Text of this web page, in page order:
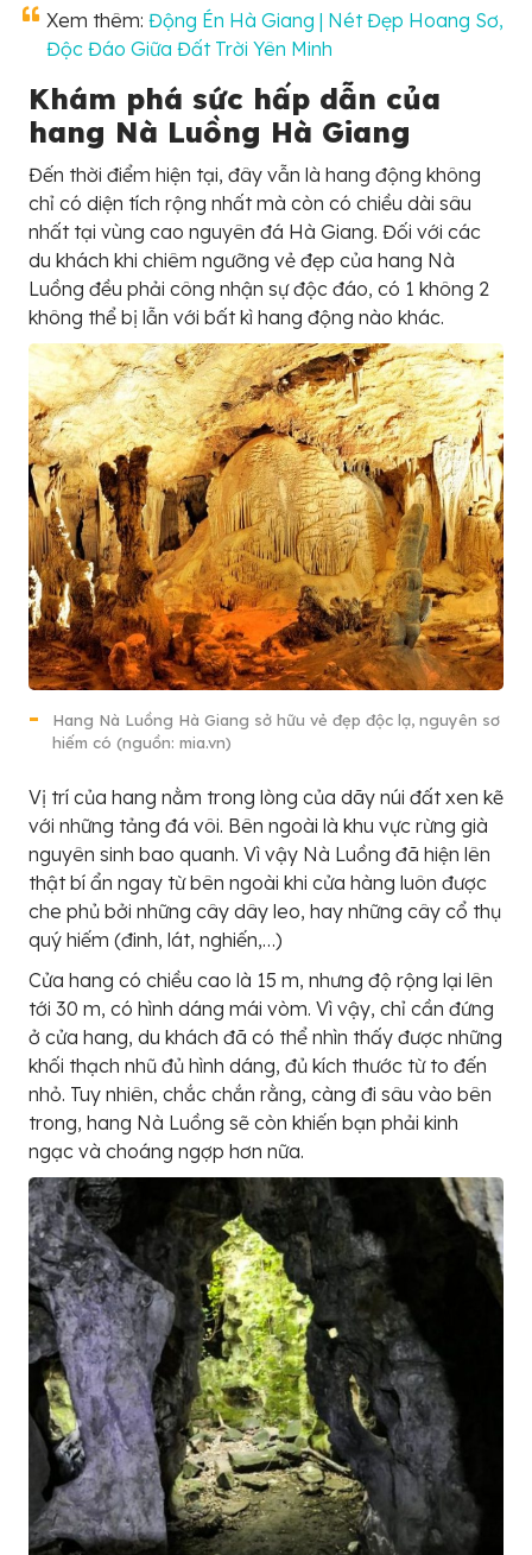
Xem thêm: Động Én Hà Giang | Nét Đẹp Hoang Sơ,
Độc Đáo Giữa Đất Trời Yên Minh
Khám phá sức hấp dẫn của
hang Nà Luồng Hà Giang
Đến thời điểm hiện tại, đây vẫn là hang động không
chỉ có diện tích rộng nhất mà còn có chiều dài sâu
nhất tại vùng cao nguyên đá Hà Giang. Đối với các
du khách khi chiêm ngưỡng vẻ đẹp của hang Nà
Luồng đều phải công nhận sự độc đáo, có 1 không 2
không thể bị lẫn với bất kì hang động nào khác.
Hang Nà Luồng Hà Giang sở hữu vẻ đẹp độc lạ, nguyên sơ
hiếm có (nguồn: mia.vn)
Vị trí của hang nằm trong lòng của dãy núi đất xen kẽ
với những tảng đá vôi. Bên ngoài là khu vực rừng già
nguyên sinh bao quanh. Vì vậy Nà Luồng đã hiện lên
thật bí ẩn ngay từ bên ngoài khi cửa hàng luôn được
che phủ bởi những cây dây leo, hay những cây cổ thụ
quý hiếm (đinh, lát, nghiến,…)
Cửa hang có chiều cao là 15 m, nhưng độ rộng lại lên
tới 30 m, có hình dáng mái vòm. Vì vậy, chỉ cần đứng
ở cửa hang, du khách đã có thể nhìn thấy được những
khối thạch nhũ đủ hình dáng, đủ kích thước từ to đến
nhỏ. Tuy nhiên, chắc chắn rằng, càng đi sâu vào bên
trong, hang Nà Luồng sẽ còn khiến bạn phải kinh
ngạc và choáng ngợp hơn nữa.